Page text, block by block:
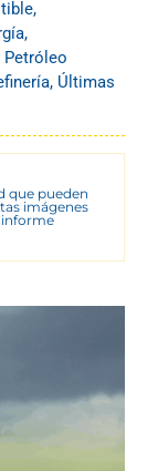
,
,
Petróleo
, Últimas
que pueden
imágenes
informe